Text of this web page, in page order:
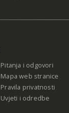
Pitanja i odgovori
Mapa web stranice
Pravila privatnosti
Uvjeti i odredbe